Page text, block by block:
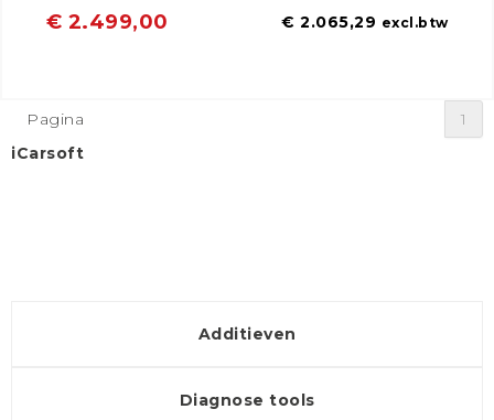
€ 2.499,00 € 2.065,29 excl.btw
1
Pagina
iCarsoft
Additieven
Diagnose tools